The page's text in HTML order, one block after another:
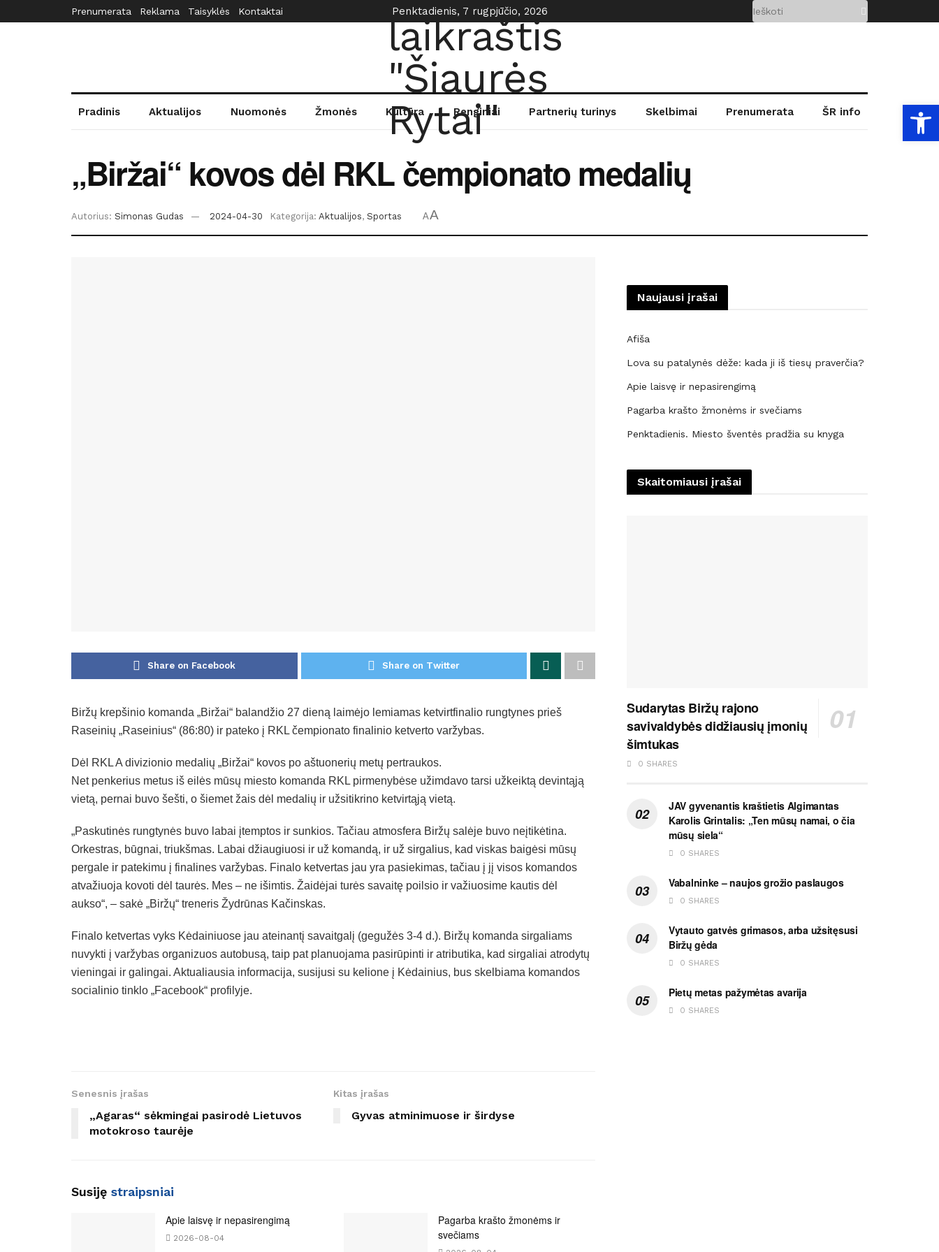
Prenumerata Reklama Taisyklės Kontaktai Penktadienis, 7 rugpjūčio, 2026
Pradinis Aktualijos Nuomonės Žmonės Kultūra Renginiai Partnerių turinys Skelbimai Prenumerata ŠR info
„Biržai“ kovos dėl RKL čempionato medalių
Autorius: Simonas Gudas 2024-04-30 Kategorija: Aktualijos, Sportas AA
Share on Facebook Share on Twitter
Biržų krepšinio komanda „Biržai“ balandžio 27 dieną laimėjo lemiamas ketvirtfinalio rungtynes prieš
Raseinių „Raseinius“ (86:80) ir pateko į RKL čempionato finalinio ketverto varžybas.
Dėl RKL A divizionio medalių „Biržai“ kovos po aštuonerių metų pertraukos.
Net penkerius metus iš eilės mūsų miesto komanda RKL pirmenybėse užimdavo tarsi užkeiktą devintąją
vietą, pernai buvo šešti, o šiemet žais dėl medalių ir užsitikrino ketvirtąją vietą.
„Paskutinės rungtynės buvo labai įtemptos ir sunkios. Tačiau atmosfera Biržų salėje buvo neįtikėtina.
Orkestras, būgnai, triukšmas. Labai džiaugiuosi ir už komandą, ir už sirgalius, kad viskas baigėsi mūsų
pergale ir patekimu į finalines varžybas. Finalo ketvertas jau yra pasiekimas, tačiau į jį visos komandos
atvažiuoja kovoti dėl taurės. Mes – ne išimtis. Žaidėjai turės savaitę poilsio ir važiuosime kautis dėl
aukso“, – sakė „Biržų“ treneris Žydrūnas Kačinskas.
Finalo ketvertas vyks Kėdainiuose jau ateinantį savaitgalį (gegužės 3-4 d.). Biržų komanda sirgaliams
nuvykti į varžybas organizuos autobusą, taip pat planuojama pasirūpinti ir atributika, kad sirgaliai atrodytų
vieningai ir galingai. Aktualiausia informacija, susijusi su kelione į Kėdainius, bus skelbiama komandos
socialinio tinklo „Facebook“ profilyje.
Senesnis įrašas
„Agaras“ sėkmingai pasirodė Lietuvos
motokroso taurėje
Kitas įrašas
Gyvas atminimuose ir širdyse
Susiję straipsniai
Apie laisvę ir nepasirengimą
2026-08-04
Pagarba krašto žmonėms ir
svečiams
Naujausi įrašai
Afiša
Lova su patalynės dėže: kada ji iš tiesų praverčia?
Apie laisvę ir nepasirengimą
Pagarba krašto žmonėms ir svečiams
Penktadienis. Miesto šventės pradžia su knyga
Skaitomiausi įrašai
Sudarytas Biržų rajono
savivaldybės didžiausių įmonių
šimtukas
0 SHARES
JAV gyvenantis kraštietis Algimantas
Karolis Grintalis: „Ten mūsų namai, o čia
mūsų siela“
0 SHARES
Vabalninke – naujos grožio paslaugos
0 SHARES
Vytauto gatvės grimasos, arba užsitęsusi
Biržų gėda
0 SHARES
Pietų metas pažymėtas avarija
0 SHARES